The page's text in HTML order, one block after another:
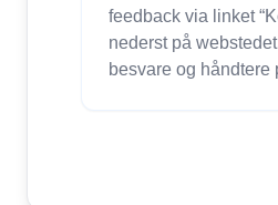
feedback via linket
nederst på
besvare og håndtere